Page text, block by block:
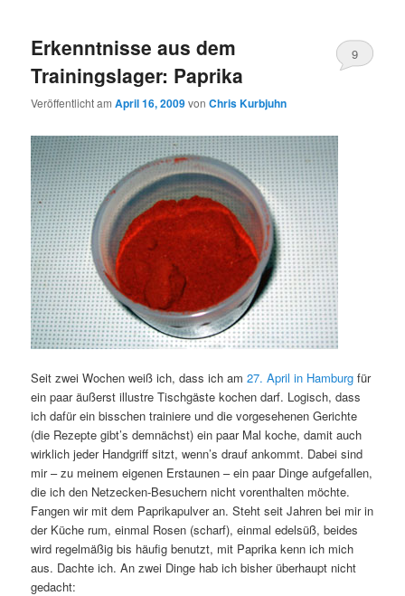
Erkenntnisse aus dem
Trainingslager: Paprika
Veröffentlicht amApril 16, 2009vonChris Kurbjuhn
9
Seit zwei Wochen weiß ich, dass ich am27. April in Hamburg für
ein paar äußerst illustre Tischgäste kochen darf. Logisch, dass
ich dafür ein bisschen trainiere und die vorgesehenen Gerichte
(die Rezepte gibt’s demnächst) ein paar Mal koche, damit auch
wirklich jeder Handgriff sitzt, wenn’s drauf ankommt. Dabei sind
mir – zu meinem eigenen Erstaunen – ein paar Dinge aufgefallen,
die ich den Netzecken-Besuchern nicht vorenthalten möchte.
Fangen wir mit dem Paprikapulver an. Steht seit Jahren bei mir in
der Küche rum, einmal Rosen (scharf), einmal edelsüß, beides
wird regelmäßig bis häufig benutzt, mit Paprika kenn ich mich
aus. Dachte ich. An zwei Dinge hab ich bisher überhaupt nicht
gedacht: